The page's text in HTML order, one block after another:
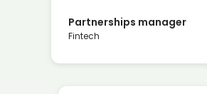
Partnerships manager
Fintech